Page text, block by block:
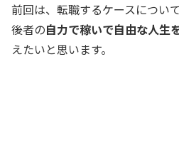
前回は、転職するケースについ
後者の自力で稼いで自由な人生
えたいと思います。